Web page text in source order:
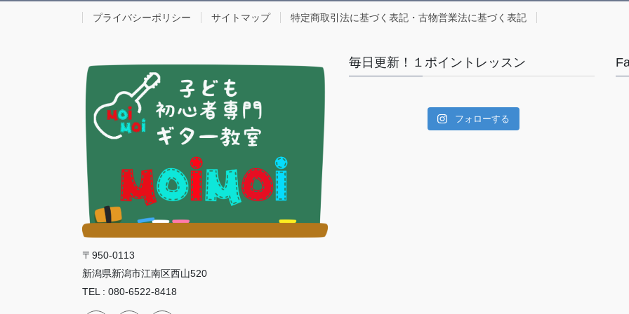
プライバシーポリシー サイトマップ 特定商取引法に基づく表記・古物営業法に基づく表記
〒950-0113
新潟県新潟市江南区西山520
TEL : 080-6522-8418
毎日更新！１ポイントレッスン
フォローする